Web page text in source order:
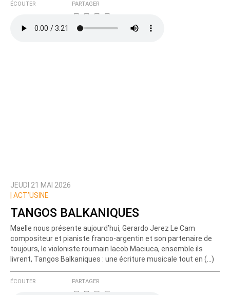
Ajoutez votre commentaire ici
Prévenez-moi de tous les nouveaux commentaires
ÉCOUTER PARTAGER
JEUDI 21 MAI 2026
ACT’USINE
TANGOS BALKANIQUES
Maelle nous présente aujourd’hui, Gerardo Jerez Le Cam
compositeur et pianiste franco-argentin et son partenaire de
toujours, le violoniste roumain Iacob Maciuca, ensemble ils
livrent, Tangos Balkaniques : une écriture musicale tout en (…)
ÉCOUTER PARTAGER